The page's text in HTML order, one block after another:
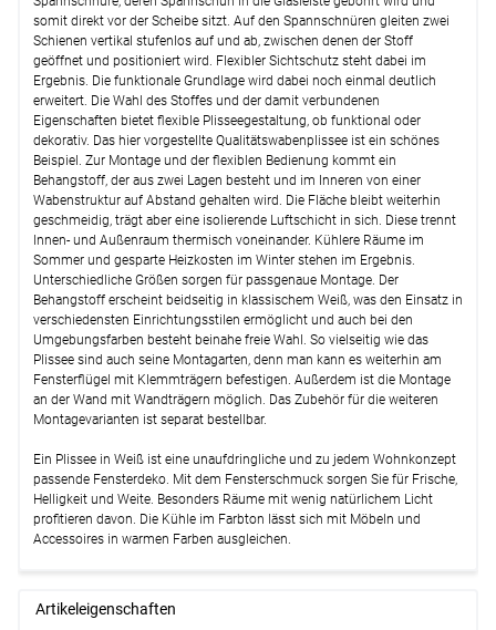
somit direkt vor der Scheibe sitzt. Auf den Spannschnüren gleiten zwei
Schienen vertikal stufenlos auf und ab, zwischen denen der Stoff
geöffnet und positioniert wird. Flexibler Sichtschutz steht dabei im
Ergebnis. Die funktionale Grundlage wird dabei noch einmal deutlich
erweitert. Die Wahl des Stoffes und der damit verbundenen
Eigenschaften bietet flexible Plisseegestaltung, ob funktional oder
dekorativ. Das hier vorgestellte Qualitätswabenplissee ist ein schönes
Beispiel. Zur Montage und der flexiblen Bedienung kommt ein
Behangstoff, der aus zwei Lagen besteht und im Inneren von einer
Wabenstruktur auf Abstand gehalten wird. Die Fläche bleibt weiterhin
geschmeidig, trägt aber eine isolierende Luftschicht in sich. Diese trennt
Innen- und Außenraum thermisch voneinander. Kühlere Räume im
Sommer und gesparte Heizkosten im Winter stehen im Ergebnis.
Unterschiedliche Größen sorgen für passgenaue Montage. Der
Behangstoff erscheint beidseitig in klassischem Weiß, was den Einsatz in
verschiedensten Einrichtungsstilen ermöglicht und auch bei den
Umgebungsfarben besteht beinahe freie Wahl. So vielseitig wie das
Plissee sind auch seine Montagarten, denn man kann es weiterhin am
Fensterflügel mit Klemmträgern befestigen. Außerdem ist die Montage
an der Wand mit Wandträgern möglich. Das Zubehör für die weiteren
Montagevarianten ist separat bestellbar.
Ein Plissee in Weiß ist eine unaufdringliche und zu jedem Wohnkonzept
passende Fensterdeko. Mit dem Fensterschmuck sorgen Sie für Frische,
Helligkeit und Weite. Besonders Räume mit wenig natürlichem Licht
profitieren davon. Die Kühle im Farbton lässt sich mit Möbeln und
Accessoires in warmen Farben ausgleichen.
Artikeleigenschaften